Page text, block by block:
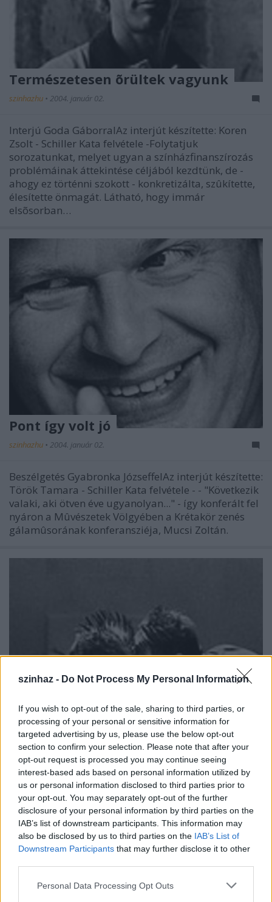
szinhaz - Do Not Process My Personal Information
If you wish to opt-out of the sale, sharing to third parties, or
processing of your personal or sensitive information for
targeted advertising by us, please use the below opt-out
section to confirm your selection. Please note that after your
opt-out request is processed you may continue seeing
interest-based ads based on personal information utilized by
us or personal information disclosed to third parties prior to
your opt-out. You may separately opt-out of the further
disclosure of your personal information by third parties on the
IAB’s list of downstream participants. This information may
also be disclosed by us to third parties on the IAB’s List of
Downstream Participants that may further disclose it to other
Please note that this website/app uses one or more Google
Personal Data Processing Opt Outs
Természetesen õrültek vagyunk
szinhazhu • 2004. január 02.
Interjú Goda GáborralAz interjút készítette: Koren
Zsolt - Schiller Kata felvétele -Folytatjuk
sorozatunkat, melyet ugyan a színházfinanszírozás
problémáinak áttekintése céljából kezdtünk, de -
ahogy ez történni szokott - konkretizálta, szûkítette,
élesítette önmagát. Látható, hogy immár
elsõsorban…
Pont így volt jó
szinhazhu • 2004. január 02.
Beszélgetés Gyabronka JózseffelAz interjút készítette:
Török Tamara - Schiller Kata felvétele - - "Következik
valaki, aki ötven éve ugyanolyan..." - így konferált fel
nyáron a Mûvészetek Völgyében a Krétakör zenés
gálamûsorának konferansziéja, Mucsi Zoltán.
Szellemes horror
szinhazhu•2004. január 02.
Pogány mulatság & pokoli félelem Tóth Ágnes
Veronika - Koncz Zsuzsa felvéte -A svájci Compagnie
Drift neve nem ismeretlen hazánkban, hiszen a
társulat több alkalommal is járt már nálunk.
Trafóbeli elõadásuk megosztotta a nézõk táborát, az
olykor kegyetlenségbe hajló, egymásra hajigált